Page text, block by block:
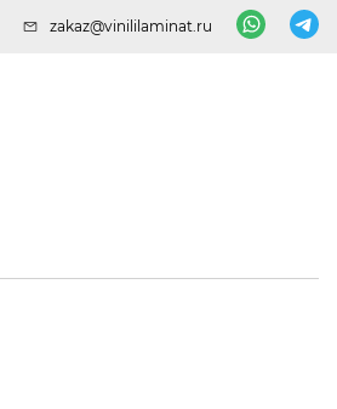
zakaz@vinililaminat.ru